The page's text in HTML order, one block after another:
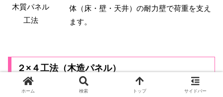
木質パネル
工法
体（床・壁・天井）の耐力壁で荷重を支え
ます。
２×４工法（木造パネル）
ホーム 検索 トップ サイドバー